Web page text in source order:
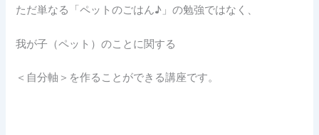
ただ単なる「ペットのごはん♪」の勉強ではなく、
我が子（ペット）のことに関する
＜自分軸＞を作ることができる講座です。